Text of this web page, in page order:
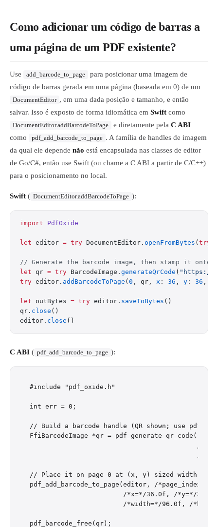
Como adicionar um código de barras a
uma página de um PDF existente?
Use add_barcode_to_page
para posicionar uma imagem de
código de barras gerada em uma página (baseada em 0) de um
DocumentEditor , em uma dada posição e tamanho, e então
salvar. Isso é exposto de forma idiomática em Swift como
DocumentEditor.addBarcodeToPage e diretamente pela C ABI
como
pdf_add_barcode_to_page . A família de handles de imagem
da qual ele depende não está encapsulada nas classes de editor
de Go/C#, então use Swift (ou chame a C ABI a partir de C/C++)
para o posicionamento no local.
Swift ( DocumentEditor.addBarcodeToPage ):
import PdfOxide
let editor = try DocumentEditor. openFromBytes ( try
// Generate the barcode image, then stamp it onto
let qr = try BarcodeImage. generateQrCode ( "https://
try editor. addBarcodeToPage ( 0 , qr, x : 36 , y : 36 ,
let outBytes = try editor. saveToBytes ()
qr. close ()
editor. close ()
C ABI ( pdf_add_barcode_to_page ):
#include "pdf_oxide.h"
int err = 0;
// Build a barcode handle (QR shown; use
FfiBarcodeImage *qr =
/
/
// Place it on page 0 at (x, y) sized width x
pdf_add_barcode_to_page(editor, /
/*x=*/36.0f, /*y=*/
/*width=*/96.0f, /